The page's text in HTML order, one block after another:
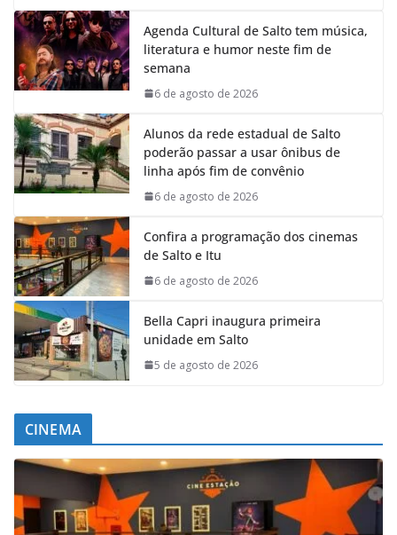
Agenda Cultural de Salto tem música,
literatura e humor neste fim de
semana
6 de agosto de 2026
Alunos da rede estadual de Salto
poderão passar a usar ônibus de
linha após fim de convênio
6 de agosto de 2026
Confira a programação dos cinemas
de Salto e Itu
6 de agosto de 2026
Bella Capri inaugura primeira
unidade em Salto
5 de agosto de 2026
CINEMA